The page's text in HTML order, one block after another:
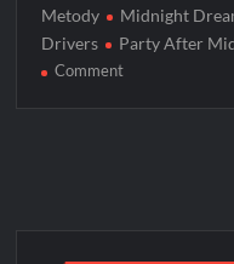
Metody
Midnight
Drivers
Party After
Commenton